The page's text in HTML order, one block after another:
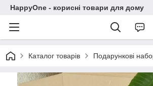
HappyOne - корисні товари для дому
Каталог товарів Подарункові